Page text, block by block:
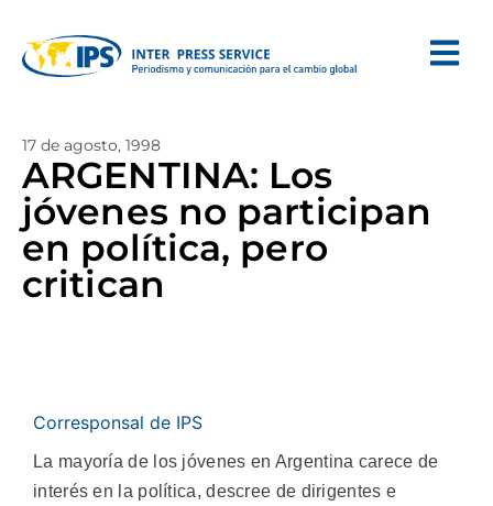
17 de agosto, 1998
ARGENTINA: Los
jóvenes no participan
en política, pero
critican
Corresponsal de IPS
La mayoría de los jóvenes en Argentina carece de
interés en la política, descree de dirigentes e